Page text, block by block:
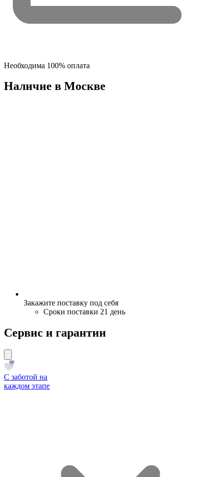
Необходима 100% оплата
Наличие в Москвe
Закажите поставку под себя
Сроки поставки 21 день
Сервис и гарантии
С заботой на
каждом этапе